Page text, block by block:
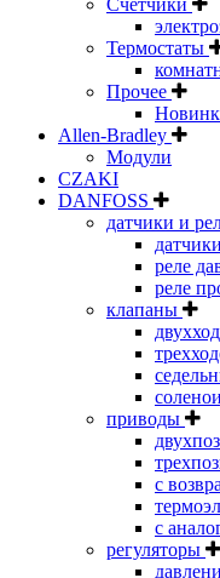
Термостаты
Прочее
Allen-Bradley
Модули
CZAKI
DANFOSS
датчики и
реле
реле
клапаны
приводы
с
с
регуляторы